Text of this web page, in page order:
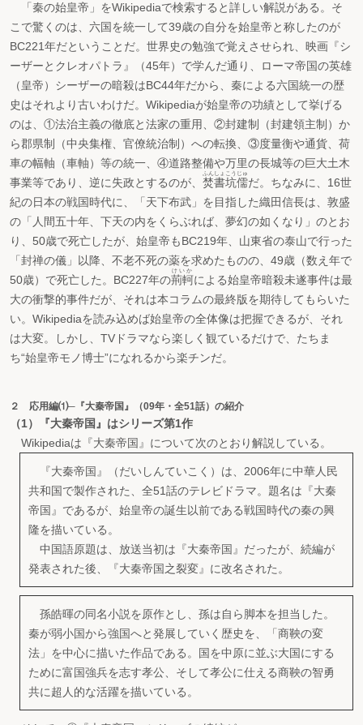
「秦の始皇帝」をWikipediaで検索すると詳しい解説がある。そ
こで驚くのは、六国を統一して39歳の自分を始皇帝と称したのが
BC221年だということだ。世界史の勉強で覚えさせられ、映画『シ
ーザーとクレオパトラ』（45年）で学んだ通り、ローマ帝国の英雄
（皇帝）シーザーの暗殺はBC44年だから、秦による六国統一の歴
史はそれより古いわけだ。Wikipediaが始皇帝の功績として挙げる
のは、①法治主義の徹底と法家の重用、②封建制（封建領主制）か
ら郡県制（中央集権、官僚統治制）への転換、③度量衡や通貨、荷
車の幅軸（車軸）等の統一、④道路整備や万里の長城等の巨大土木
事業等であり、逆に失政とするのが、 焚書坑儒
ふんしょこうじゅ
だ。ちなみに、16世
紀の日本の戦国時代に、「天下布武」を目指した織田信長は、敦盛
の「人間五十年、下天の内をくらぶれば、夢幻の如くなり」のとお
り、50歳で死亡したが、始皇帝もBC219年、山東省の泰山で行った
「封禅の儀」以降、不老不死の薬を求めたものの、49歳（数え年で
50歳）で死亡した。BC227年の荊軻
けいか
による始皇帝暗殺未遂事件は最
大の衝撃的事件だが、それは本コラムの最終版を期待してもらいた
い。Wikipediaを読み込めば始皇帝の全体像は把握できるが、それ
は大変。しかし、TVドラマなら楽しく観ているだけで、たちま
ち“始皇帝モノ博士”になれるから楽チンだ。
２ 応用編⑴─『大秦帝国』（09年・全51話）の紹介
（1）『大秦帝国』はシリーズ第1作
Wikipediaは『大秦帝国』について次のとおり解説している。
『大秦帝国』（だいしんていこく）は、2006年に中華人民
共和国で製作された、全51話のテレビドラマ。題名は『大秦
帝国』であるが、始皇帝の誕生以前である戦国時代の秦の興
隆を描いている。
中国語原題は、放送当初は『大秦帝国』だったが、続編が
発表された後、『大秦帝国之裂変』に改名された。
孫皓暉の同名小説を原作とし、孫は自ら脚本を担当した。
秦が弱小国から強国へと発展していく歴史を、「商鞅の変
法」を中心に描いた作品である。国を中原に並ぶ大国にする
ために富国強兵を志す孝公、そして孝公に仕える商鞅の智勇
共に超人的な活躍を描いている。